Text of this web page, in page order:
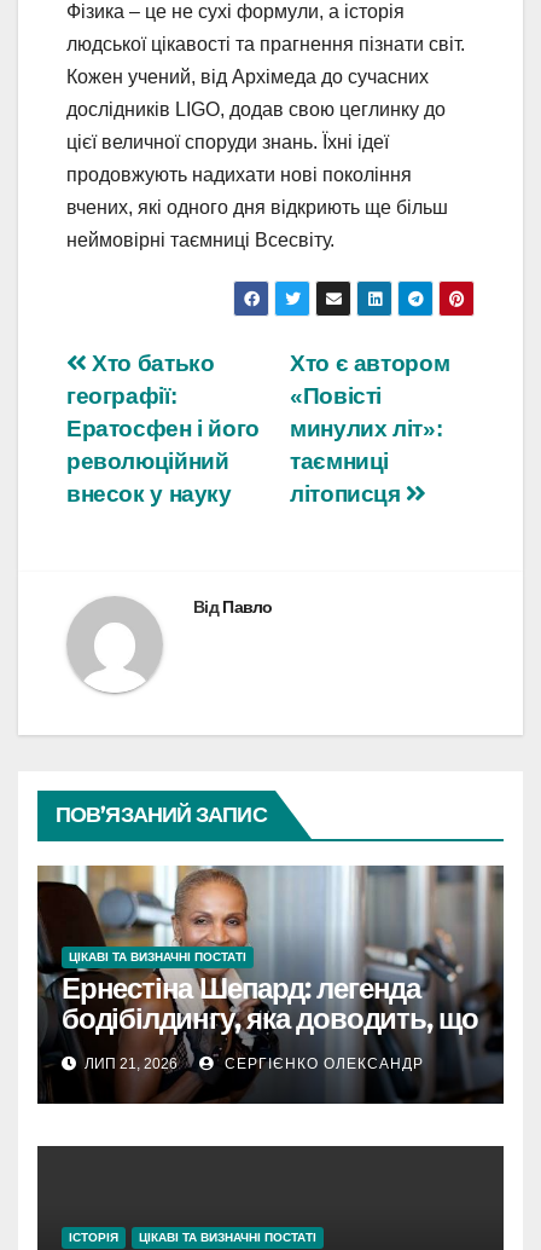
Фізика – це не сухі формули, а історія
людської цікавості та прагнення пізнати світ.
Кожен учений, від Архімеда до сучасних
дослідників LIGO, додав свою цеглинку до
цієї величної споруди знань. Їхні ідеї
продовжують надихати нові покоління
вчених, які одного дня відкриють ще більш
неймовірні таємниці Всесвіту.
Навігація
записів
Хто є автором
«Повісті
минулих літ»:
таємниці
літописця
Хто батько
географії:
Ератосфен і його
революційний
внесок у науку
ВідПавло
ПОВ’ЯЗАНИЙ ЗАПИС
ЦІКАВІ ТА ВИЗНАЧНІ ПОСТАТІ
Ернестіна Шепард: легенда
бодібілдингу, яка доводить, що
вік — це лише цифра
ЛИП 21, 2026 СЕРГІЄНКО ОЛЕКСАНДР
ІСТОРІЯ ЦІКАВІ ТА ВИЗНАЧНІ ПОСТАТІ